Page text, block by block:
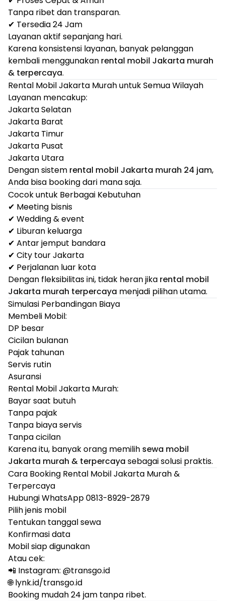
Tanpa ribet dan transparan.
✔ Tersedia 24 Jam
Layanan aktif sepanjang hari.
Karena konsistensi layanan, banyak pelanggan
kembali menggunakan rental mobil Jakarta murah
& terpercaya.
Rental Mobil Jakarta Murah untuk Semua Wilayah
Layanan mencakup:
Jakarta Selatan
Jakarta Barat
Jakarta Timur
Jakarta Pusat
Jakarta Utara
Dengan sistem rental mobil Jakarta murah 24 jam,
Anda bisa booking dari mana saja.
Cocok untuk Berbagai Kebutuhan
✔ Meeting bisnis
✔ Wedding & event
✔ Liburan keluarga
✔ Antar jemput bandara
✔ City tour Jakarta
✔ Perjalanan luar kota
Dengan fleksibilitas ini, tidak heran jika rental mobil
Jakarta murah terpercaya menjadi pilihan utama.
Simulasi Perbandingan Biaya
Membeli Mobil:
DP besar
Cicilan bulanan
Pajak tahunan
Servis rutin
Asuransi
Rental Mobil Jakarta Murah:
Bayar saat butuh
Tanpa pajak
Tanpa biaya servis
Tanpa cicilan
Karena itu, banyak orang memilih sewa mobil
Jakarta murah & terpercaya sebagai solusi praktis.
Cara Booking Rental Mobil Jakarta Murah &
Terpercaya
Hubungi WhatsApp 0813-8929-2879
Pilih jenis mobil
Tentukan tanggal sewa
Konfirmasi data
Mobil siap digunakan
Atau cek:
📲 Instagram: @transgo.id
🌐 lynk.id/transgo.id
Booking mudah 24 jam tanpa ribet.